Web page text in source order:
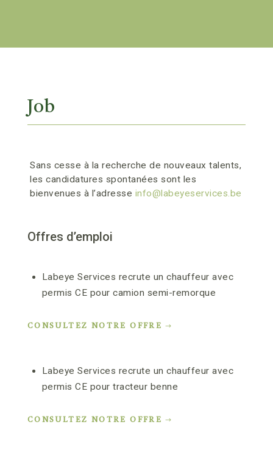
Job
Sans cesse à la recherche de nouveaux talents,
les candidatures spontanées sont les
bienvenues à l’adresse info@labeyeservices.be
Offres d’emploi
Labeye Services recrute un chauffeur avec
permis CE pour camion semi-remorque
CONSULTEZ NOTRE OFFRE
Labeye Services recrute un chauffeur avec
permis CE pour tracteur benne
CONSULTEZ NOTRE OFFRE